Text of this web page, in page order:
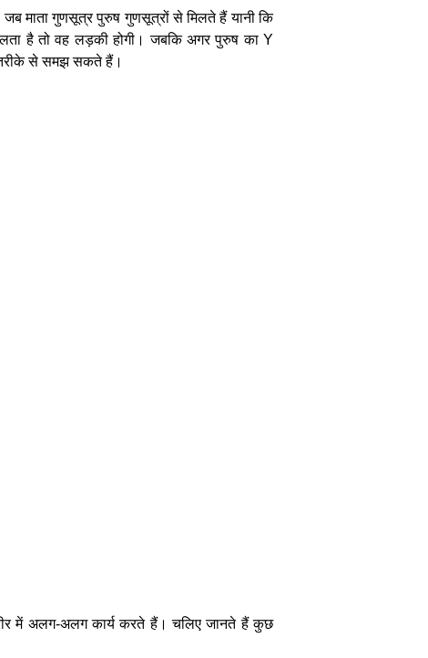
माता गुणसूत्र पुरुष गुणसूत्रों से मिलते हैं यानी कि
है तो वह लड़की होगी। जबकि अगर पुरुष का Y
से समझ सकते हैं।
में अलग-अलग कार्य करते हैं। चलिए जानते हैं कुछ